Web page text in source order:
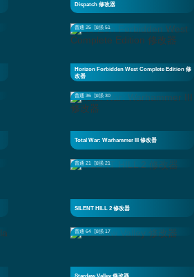
Dispatch 修改器
普通 25 加强 51
Horizon Forbidden West Complete Edition 修
改器
普通 36 加强 30
Total War: Warhammer III 修改器
普通 21 加强 21
SILENT HILL 2 修改器
普通 64 加强 17